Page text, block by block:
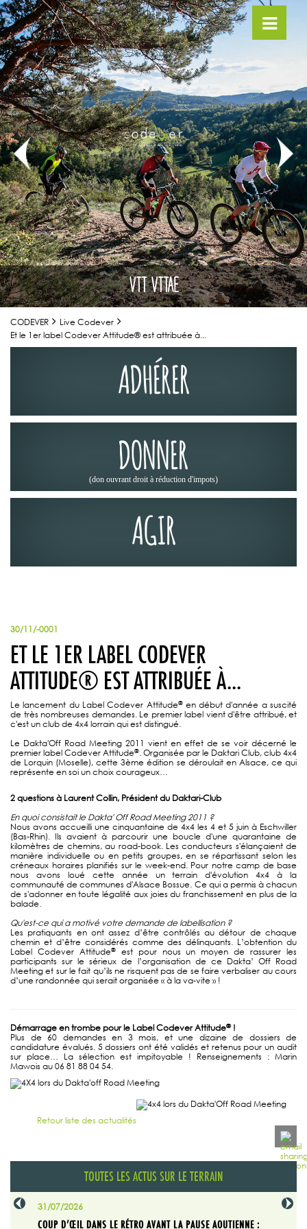
VTT VTTAE
CODEVER
Live Codever
Et le 1er label Codever Attitude® est attribuée à...
ADHÉRER
DONNER
(don ouvrant droit à réduction d'impots)
AGIR
30/11/-0001
ET LE 1ER LABEL CODEVER
ATTITUDE® EST ATTRIBUÉE À...
Le lancement du Label Codever Attitude®en début d'année a suscité
de très nombreuses demandes. Le premier label vient d'être attribué, et
c'est un club de 4x4 lorrain qui est distingué.
Le Dakta'Off Road Meeting 2011 vient en effet de se voir décerné le
premier label Codever Attitude®. Organisée par le Daktari Club, club 4x4
de Lorquin (Moselle), cette 3ème édition se déroulait en Alsace, ce qui
représente en soi un choix courageux…
2 questions à Laurent Collin, Président du Daktari-Club
En quoi consistait le Dakta' Off Road Meeting 2011 ?
Nous avons accueilli une cinquantaine de 4x4 les 4 et 5 juin à Eschwiller
(Bas-Rhin). Ils avaient à parcourir une boucle d'une quarantaine de
kilomètres de chemins, au road-book. Les conducteurs s'élançaient de
manière individuelle ou en petits groupes, en se répartissant selon les
créneaux horaires planifiés sur le week-end. Pour notre camp de base
nous avons loué cette année un terrain d'évolution 4x4 à la
communauté de communes d'Alsace Bossue. Ce qui a permis à chacun
de s'adonner en toute légalité aux joies du franchissement en plus de la
balade.
Qu'est-ce qui a motivé votre demande de labellisation ?
Les pratiquants en ont assez d’être contrôlés au détour de chaque
chemin et d’être considérés comme des délinquants. L’obtention du
Label Codever Attitude®est pour nous un moyen de rassurer les
participants sur le sérieux de l’organisation de ce Dakta’ Off Road
Meeting et sur le fait qu’ils ne risquent pas de se faire verbaliser au cours
d’une randonnée qui serait organisée « à la va-vite » !
Démarrage en trombe pour le Label Codever Attitude®!
Plus de 60 demandes en 3 mois, et une dizaine de dossiers de
candidature évalués. 5 dossiers ont été validés et retenus pour un audit
sur place… La sélection est impitoyable ! Renseignements : Marin
Mawois au 06 81 88 04 54.
Retour liste des actualités
TOUTES LES ACTUS SUR LE TERRAIN
31/07/2026
COUP D’ŒIL DANS LE RÉTRO AVANT LA PAUSE AOUTIENNE :
29/07/